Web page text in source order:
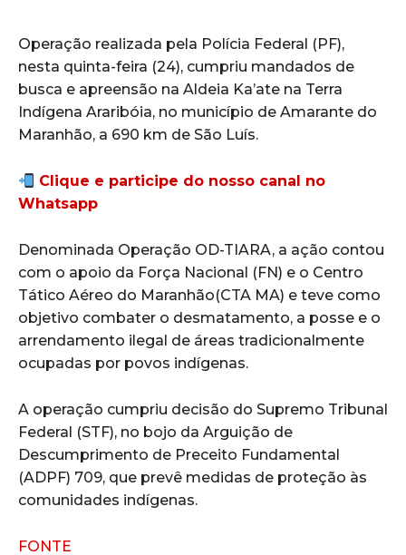
Operação realizada pela Polícia Federal (PF),
nesta quinta-feira (24), cumpriu mandados de
busca e apreensão na Aldeia Ka’ate na Terra
Indígena Araribóia, no município de Amarante do
Maranhão, a 690 km de São Luís.
Clique e participe do nosso canal no
Whatsapp
Denominada Operação OD-TIARA, a ação contou
com o apoio da Força Nacional (FN) e o Centro
Tático Aéreo do Maranhão(CTA MA) e teve como
objetivo combater o desmatamento, a posse e o
arrendamento ilegal de áreas tradicionalmente
ocupadas por povos indígenas.
A operação cumpriu decisão do Supremo Tribunal
Federal (STF), no bojo da Arguição de
Descumprimento de Preceito Fundamental
(ADPF) 709, que prevê medidas de proteção às
comunidades indígenas.
FONTE